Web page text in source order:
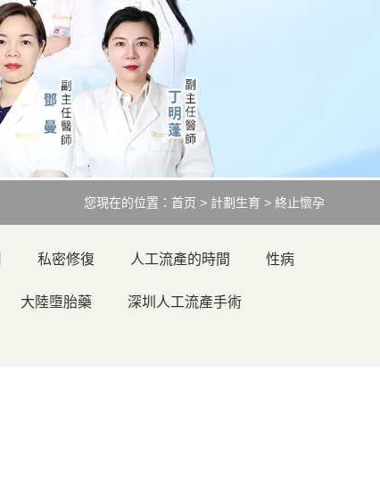
您現在的位置： 首页 > 計劃生育 > 終止懷孕
私密修復 人工流產的時間 性病
大陸墮胎藥 深圳人工流產手術